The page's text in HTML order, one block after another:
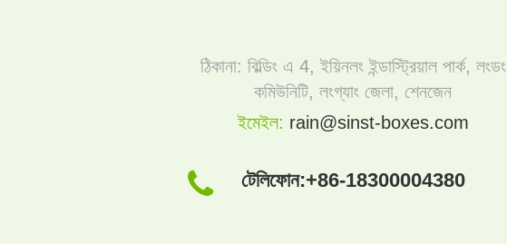
ঠিকানা: বিল্ডিং এ 4, ইয়িনলং ইন্ডাস্ট্রিয়াল পার্ক, লংডং
কমিউনিটি, লংগ্যাং জেলা, শেনজেন
ইমেইল: rain@sinst-boxes.com
টেলিফোন:+86-18300004380